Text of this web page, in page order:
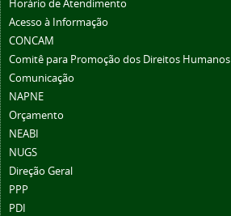
Horário de Atendimento
Acesso à Informação
CONCAM
Comitê para Promoção dos Direitos Humanos
Comunicação
NAPNE
Orçamento
NEABI
NUGS
Direção Geral
PPP
PDI